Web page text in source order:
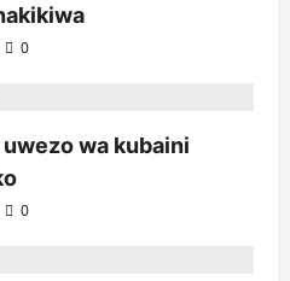
0
wa kubaini
0